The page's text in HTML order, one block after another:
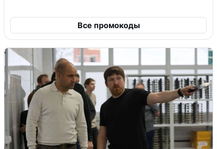
Все промокоды